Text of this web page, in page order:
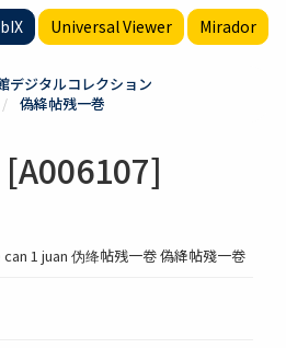
Universal Viewer Mirador
デジタルコレクション
偽絳帖残一巻
1 juan 伪绛帖残一卷 偽絳帖殘一卷